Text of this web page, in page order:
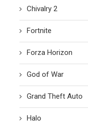
Chivalry 2
Fortnite
Forza Horizon
God of War
Grand Theft Auto
Halo